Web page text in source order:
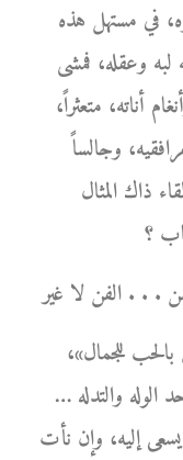
في مستهل هذه
وعقله، فمشى
أناته، متعثراً،
وجالساً
ذاك المثال
للجمال»،
والتدله …
إليه، وإن نأت